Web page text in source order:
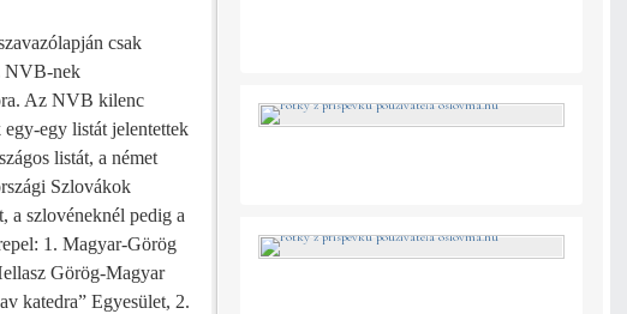
csak
NVB-nek
Az NVB kilenc
egy-egy listát jelentettek
listát, a német
Szlovákok
a szlovéneknél pedig a
1. Magyar-Görög
Görög-Magyar
katedra” Egyesület, 2.